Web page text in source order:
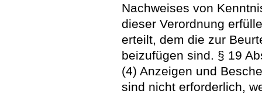
Nachweises von
dieser Verordnung
erteilt, dem die zur
beizufügen sind. § 19
(4) Anzeigen und
sind nicht erforderlich,